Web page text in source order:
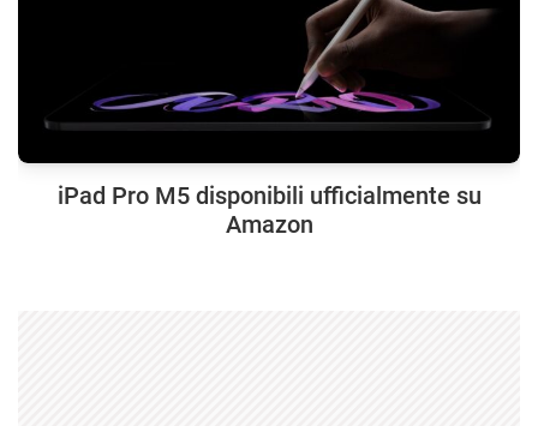
iPad Pro M5 disponibili ufficialmente su
Amazon